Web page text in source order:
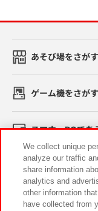
あそび場をさがす
ゲーム機をさがす
スマホ・PCであ
イベント・キャ
We collect unique
analyze our traffic
share information
analytics and
other information
have collected from